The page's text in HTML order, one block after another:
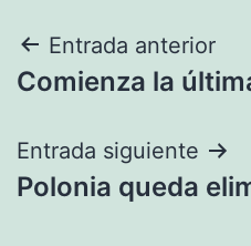
Navegación
de
entradas
Entrada anterior
Comienza la
Entrada siguiente
Polonia queda